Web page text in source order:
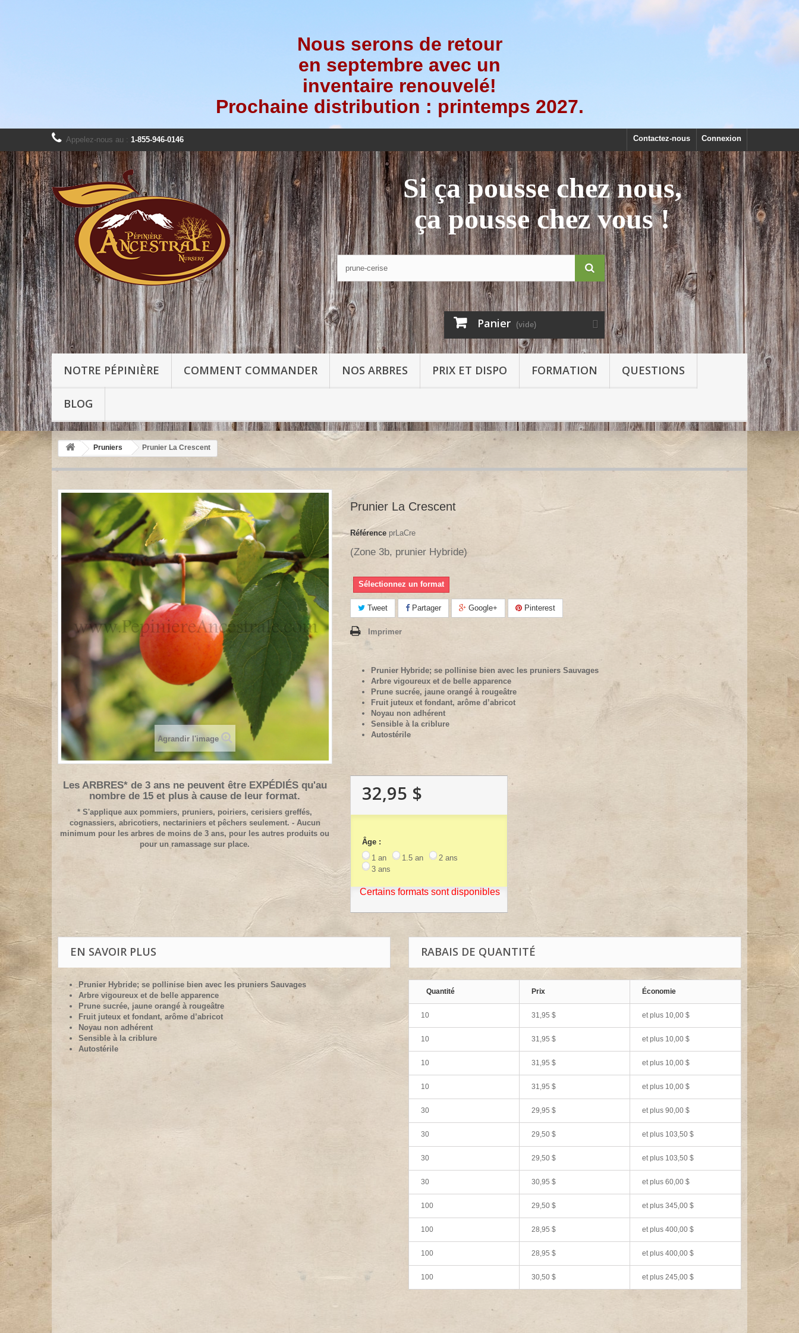
Nous serons de retour
en septembre avec un
inventaire renouvelé!
Prochaine distribution : printemps 2027.
Connexion
Contactez-nous
Appelez-nous au : 1-855-946-0146
Si ça pousse chez nous,
ça pousse chez vous !
Panier (vide)
NOTRE PÉPINIÈRE COMMENT COMMANDER NOS ARBRES PRIX ET DISPO FORMATION QUESTIONS
BLOG
Pruniers Prunier La Crescent
Agrandir l'image
Les ARBRES* de 3 ans ne peuvent être EXPÉDIÉS qu'au
nombre de 15 et plus à cause de leur format.
* S'applique aux pommiers, pruniers, poiriers, cerisiers greffés,
cognassiers, abricotiers, nectariniers et pêchers seulement. - Aucun
minimum pour les arbres de moins de 3 ans, pour les autres produits ou
pour un ramassage sur place.
Prunier La Crescent
Référence prLaCre
(Zone 3b, prunier Hybride)
Sélectionnez un format
Tweet Partager Google+ Pinterest
Imprimer
Prunier Hybride; se pollinise bien avec les pruniers Sauvages
Arbre vigoureux et de belle apparence
Prune sucrée, jaune orangé à rougeâtre
Fruit juteux et fondant, arôme d’abricot
Noyau non adhérent
Sensible à la criblure
Autostérile
32,95 $
Âge :
1 an
1.5 an
2 ans
3 ans
Certains formats sont disponibles
EN SAVOIR PLUS
Prunier Hybride; se pollinise bien avec les pruniers Sauvages
Arbre vigoureux et de belle apparence
Prune sucrée, jaune orangé à rougeâtre
Fruit juteux et fondant, arôme d’abricot
Noyau non adhérent
Sensible à la criblure
Autostérile
RABAIS DE QUANTITÉ
Quantité Prix Économie
10 31,95 $ et plus 10,00 $
10 31,95 $ et plus 10,00 $
10 31,95 $ et plus 10,00 $
10 31,95 $ et plus 10,00 $
30 29,95 $ et plus 90,00 $
30 29,50 $ et plus 103,50 $
30 29,50 $ et plus 103,50 $
30 30,95 $ et plus 60,00 $
100 29,50 $ et plus 345,00 $
100 28,95 $ et plus 400,00 $
100 28,95 $ et plus 400,00 $
100 30,50 $ et plus 245,00 $